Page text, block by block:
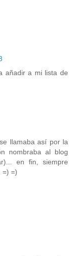
añadir a mi lista de
llamaba así por la
nombraba al blog
en fin, siempre
=) =)